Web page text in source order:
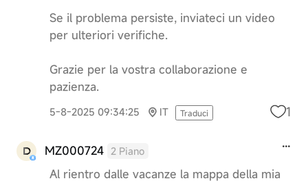
Se il problema persiste, inviateci un video
per ulteriori verifiche.
Grazie per la vostra collaborazione e
pazienza.
5-8-2025 09:34:25 IT Traduci 1
MZ000724 2 Piano
Al rientro dalle vacanze la mappa della mia